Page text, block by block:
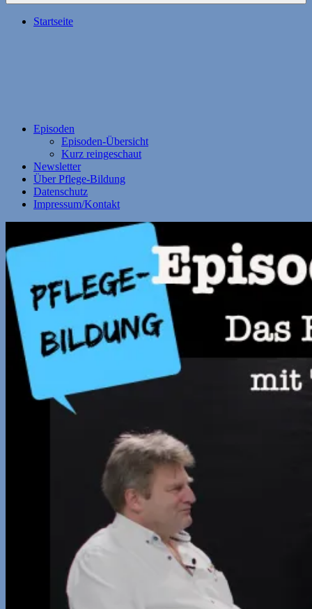
Startseite
Episoden
Episoden-Übersicht
Kurz reingeschaut
Newsletter
Über Pflege-Bildung
Datenschutz
Impressum/Kontakt